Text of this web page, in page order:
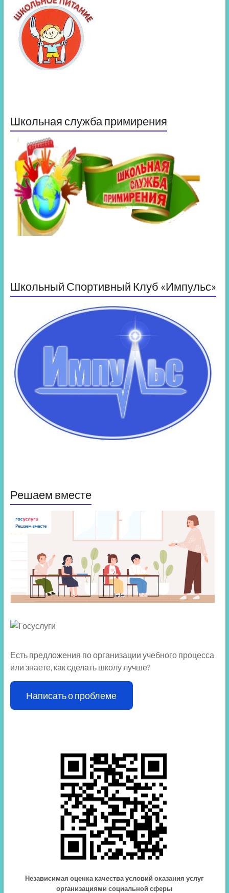
Школьная служба примирения
Школьный Спортивный Клуб «Импульс»
Решаем вместе
Есть предложения по организации учебного процесса
или знаете, как сделать школу лучше?
Написать о проблеме
Независимая оценка качества условий оказания услуг
организациями социальной сферы